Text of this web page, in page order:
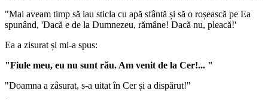
"Mai aveam timp să iau sticla cu apă sfântă și să o roșească pe Ea
spunând, 'Dacă e de la Dumnezeu, rămâne! Dacă nu, pleacă!'
Ea a zisurat și mi-a spus:
"Fiule meu, eu nu sunt rău. Am venit de la Cer!... "
"Doamna a zâsurat, s-a uitat în Cer și a dispărut!"